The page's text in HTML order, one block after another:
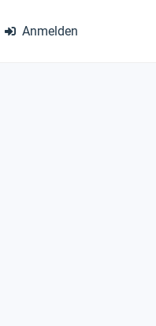
Anmelden